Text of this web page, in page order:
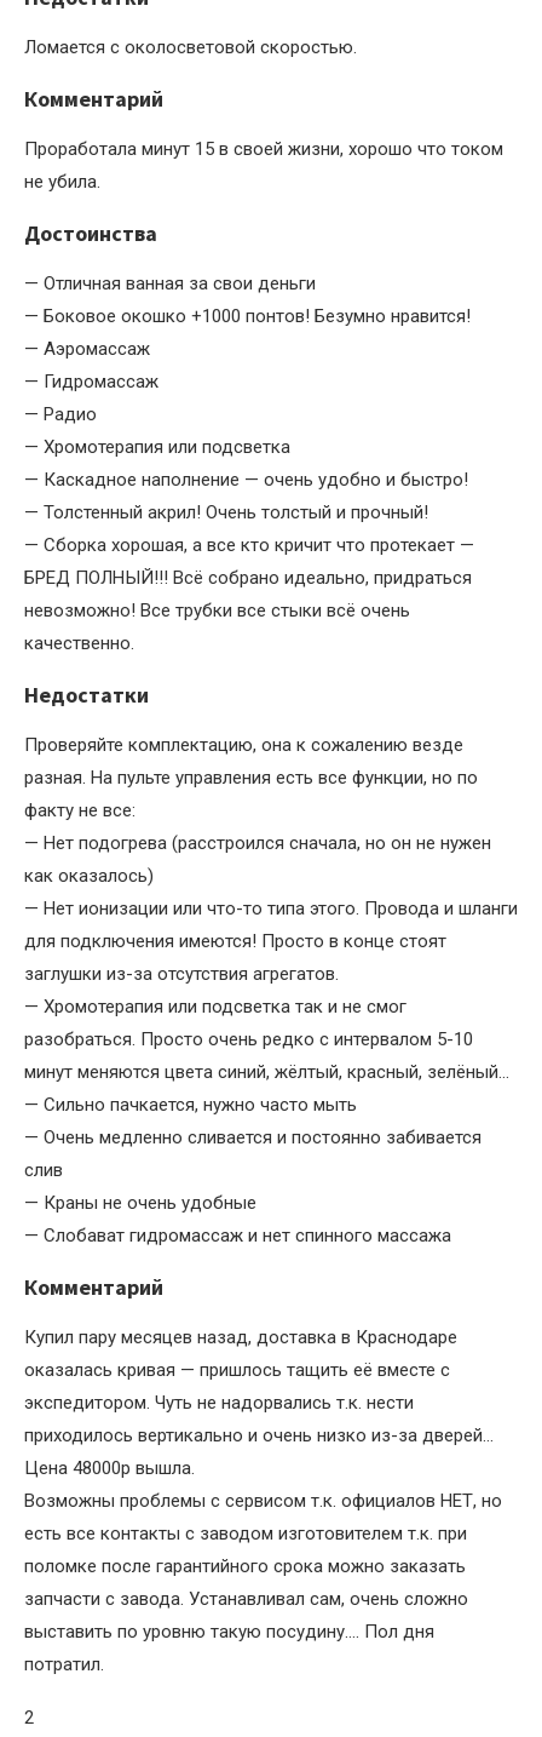
Ломается с околосветовой скоростью.
Комментарий
Проработала минут 15 в своей жизни, хорошо что током
не убила.
Достоинства
— Отличная ванная за свои деньги
— Боковое окошко +1000 понтов! Безумно нравится!
— Аэромассаж
— Гидромассаж
— Радио
— Хромотерапия или подсветка
— Каскадное наполнение — очень удобно и быстро!
— Толстенный акрил! Очень толстый и прочный!
— Сборка хорошая, а все кто кричит что протекает —
БРЕД ПОЛНЫЙ!!! Всё собрано идеально, придраться
невозможно! Все трубки все стыки всё очень
качественно.
Недостатки
Проверяйте комплектацию, она к сожалению везде
разная. На пульте управления есть все функции, но по
факту не все:
— Нет подогрева (расстроился сначала, но он не нужен
как оказалось)
— Нет ионизации или что-то типа этого. Провода и шланги
для подключения имеются! Просто в конце стоят
заглушки из-за отсутствия агрегатов.
— Хромотерапия или подсветка так и не смог
разобраться. Просто очень редко с интервалом 5-10
минут меняются цвета синий, жёлтый, красный, зелёный…
— Сильно пачкается, нужно часто мыть
— Очень медленно сливается и постоянно забивается
слив
— Краны не очень удобные
— Слобават гидромассаж и нет спинного массажа
Комментарий
Купил пару месяцев назад, доставка в Краснодаре
оказалась кривая — пришлось тащить её вместе с
экспедитором. Чуть не надорвались т.к. нести
приходилось вертикально и очень низко из-за дверей…
Цена 48000р вышла.
Возможны проблемы с сервисом т.к. официалов НЕТ, но
есть все контакты с заводом изготовителем т.к. при
поломке после гарантийного срока можно заказать
запчасти с завода. Устанавливал сам, очень сложно
выставить по уровню такую посудину…. Пол дня
потратил.
2